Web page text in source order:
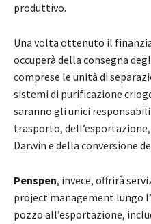
produttivo.
Una volta ottenuto il
occuperà della consegna
comprese le unità di
sistemi di purificazione
saranno gli unici
trasporto,
Darwin e della conversione
Penspen, invece, offrirà
project management lungo
pozzo all’esportazione,